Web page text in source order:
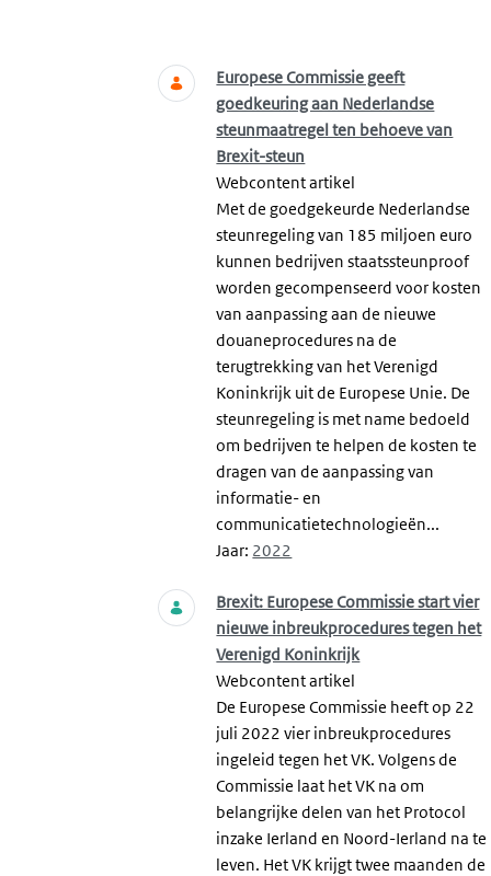
Europese Commissie geeft
goedkeuring aan Nederlandse
steunmaatregel ten behoeve van
Brexit-steun
Webcontent artikel
Met de goedgekeurde Nederlandse
steunregeling van 185 miljoen euro
kunnen bedrijven staatssteunproof
worden gecompenseerd voor kosten
van aanpassing aan de nieuwe
douaneprocedures na de
terugtrekking van het Verenigd
Koninkrijk uit de Europese Unie. De
steunregeling is met name bedoeld
om bedrijven te helpen de kosten te
dragen van de aanpassing van
informatie- en
communicatietechnologieën...
Jaar: 2022
Brexit: Europese Commissie start vier
nieuwe inbreukprocedures tegen het
Verenigd Koninkrijk
Webcontent artikel
De Europese Commissie heeft op 22
juli 2022 vier inbreukprocedures
ingeleid tegen het VK. Volgens de
Commissie laat het VK na om
belangrijke delen van het Protocol
inzake Ierland en Noord-Ierland na te
leven. Het VK krijgt twee maanden de